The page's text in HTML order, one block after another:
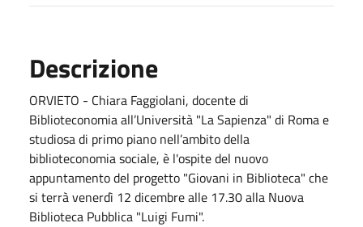
Descrizione
ORVIETO - Chiara Faggiolani, docente di
Biblioteconomia all’Università "La Sapienza" di Roma e
studiosa di primo piano nell’ambito della
biblioteconomia sociale, è l'ospite del nuovo
appuntamento del progetto "Giovani in Biblioteca" che
si terrà venerdì 12 dicembre alle 17.30 alla Nuova
Biblioteca Pubblica "Luigi Fumi".